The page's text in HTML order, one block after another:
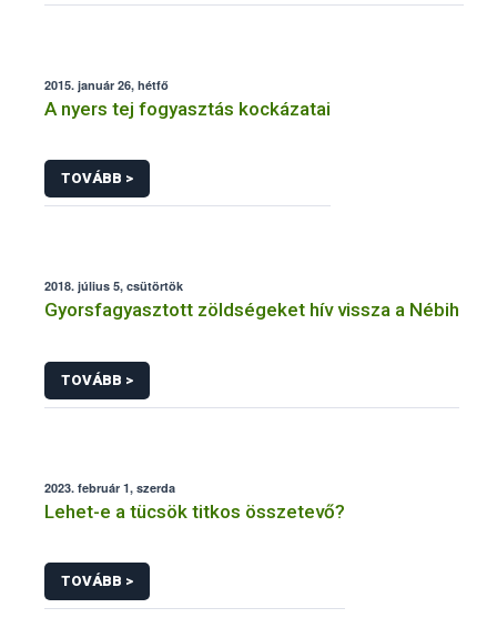
2015. január 26, hétfő
A nyers tej fogyasztás kockázatai
TOVÁBB >
2018. július 5, csütörtök
Gyorsfagyasztott zöldségeket hív vissza a Nébih
TOVÁBB >
2023. február 1, szerda
Lehet-e a tücsök titkos összetevő?
TOVÁBB >